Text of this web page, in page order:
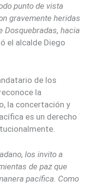
punto de vista
gravemente heridas
Dosquebradas, hacia
el alcalde Diego
de los
la
la concertación y
es un derecho
los invito a
de paz que
pacífica. Como